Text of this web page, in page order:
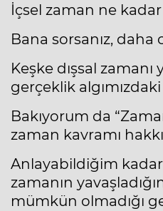
İçsel zaman ne
Bana sorsanız,
Keşke dışsal
gerçeklik
Bakıyorum da
zaman kavramı
Anlayabildiğim
zamanın
mümkün olmadığı